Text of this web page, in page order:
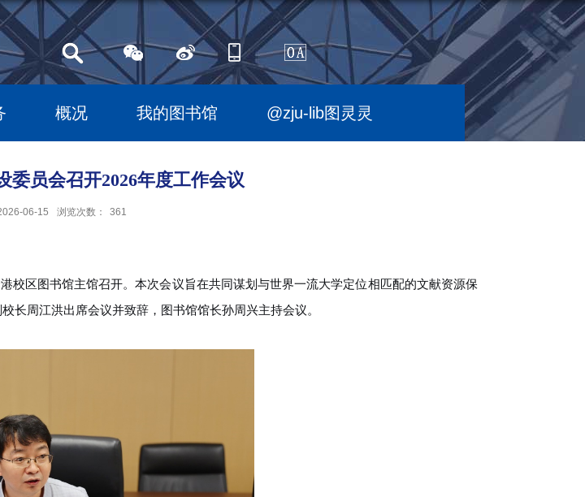
概况 我的图书馆 @zju-lib图灵灵
委员会召开2026年度工作会议
06-15 浏览次数： 361
校区图书馆主馆召开。本次会议旨在共同谋划与世界一流大学定位相匹配的文献资源保
长周江洪出席会议并致辞，图书馆馆长孙周兴主持会议。